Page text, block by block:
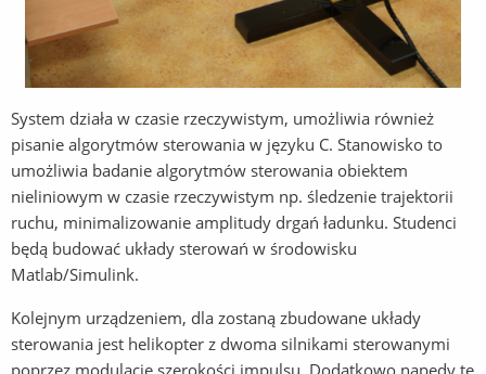
System działa w czasie rzeczywistym, umożliwia również
pisanie algorytmów sterowania w języku C. Stanowisko to
umożliwia badanie algorytmów sterowania obiektem
nieliniowym w czasie rzeczywistym np. śledzenie trajektorii
ruchu, minimalizowanie amplitudy drgań ładunku. Studenci
będą budować układy sterowań w środowisku
Matlab/Simulink.
Kolejnym urządzeniem, dla zostaną zbudowane układy
sterowania jest helikopter z dwoma silnikami sterowanymi